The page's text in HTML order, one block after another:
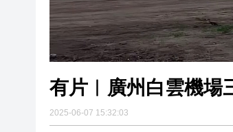
有片︱廣州白雲機場
2025-06-07 15:32:03